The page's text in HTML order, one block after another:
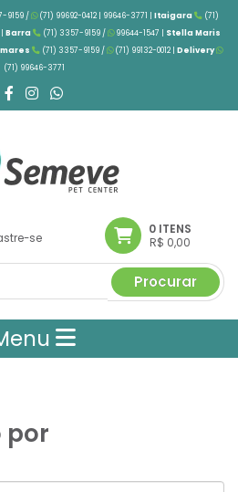
9159 / (71) 99692-0412 | 99646-3771 | Itaigara
(71)
| Barra (71) 3357-9159 / 99644-1547 | Stella Maris
(71) 3357-9159 / (71) 99132-0012 | Delivery
(71) 99646-3771
se
0 ITENS
R$ 0,00
Procurar
por